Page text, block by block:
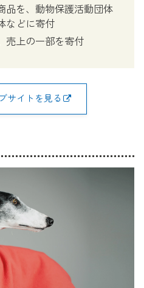
品を、動物保護活動団体
などに寄付
売上の一部を寄付
サイトを見る